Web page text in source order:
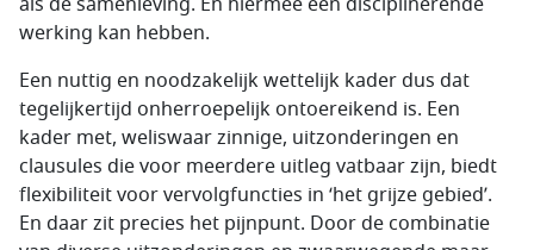
werking kan hebben.
Een nuttig en noodzakelijk wettelijk kader dus dat
tegelijkertijd onherroepelijk ontoereikend is. Een
kader met, weliswaar zinnige, uitzonderingen en
clausules die voor meerdere uitleg vatbaar zijn, biedt
flexibiliteit voor vervolgfuncties in ‘het grijze gebied’.
En daar zit precies het pijnpunt. Door de combinatie